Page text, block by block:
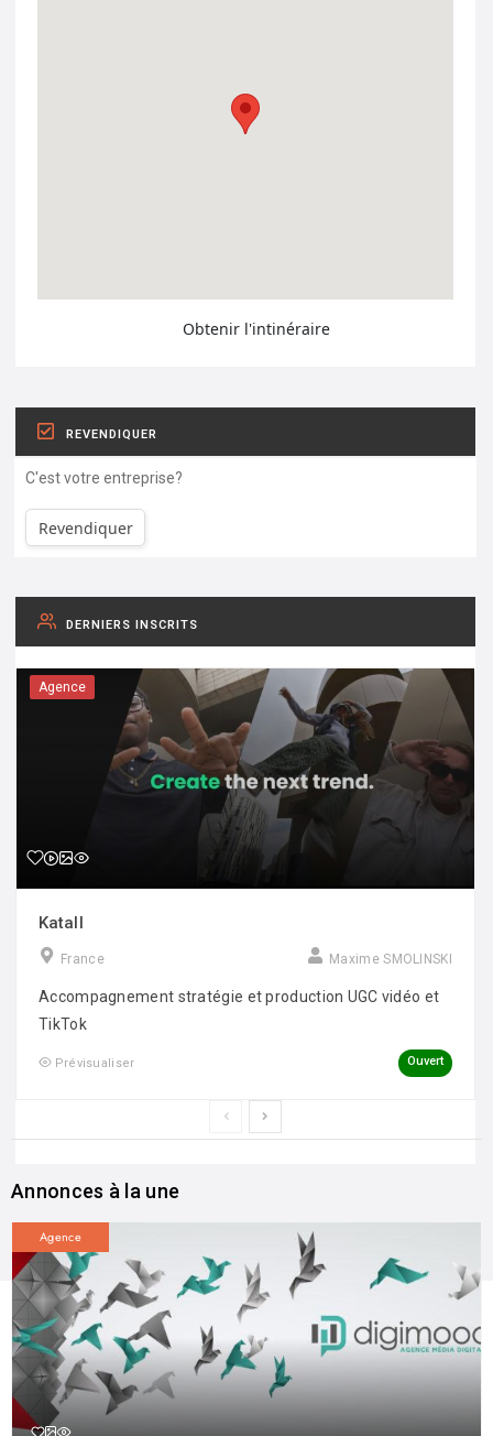
Obtenir l'intinéraire
REVENDIQUER
C'est votre entreprise?
Revendiquer
DERNIERS INSCRITS
Agence
Katall
France Maxime SMOLINSKI
Accompagnement stratégie et production UGC vidéo et
TikTok
Prévisualiser Ouvert
Annonces à la une
Agence